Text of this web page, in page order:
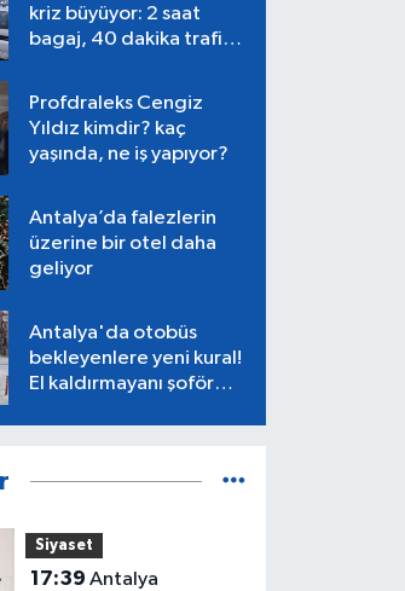
kriz büyüyor: 2 saat
bagaj, 40 dakika trafik,
Profdraleks Cengiz
Yıldız kimdir? kaç
yaşında, ne iş yapıyor?
Antalya’da falezlerin
üzerine bir otel daha
geliyor
Antalya'da otobüs
bekleyenlere yeni kural!
El kaldırmayanı şoför
Siyaset
17:39